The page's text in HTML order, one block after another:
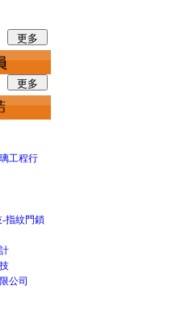
工程行
指紋門鎖
公司